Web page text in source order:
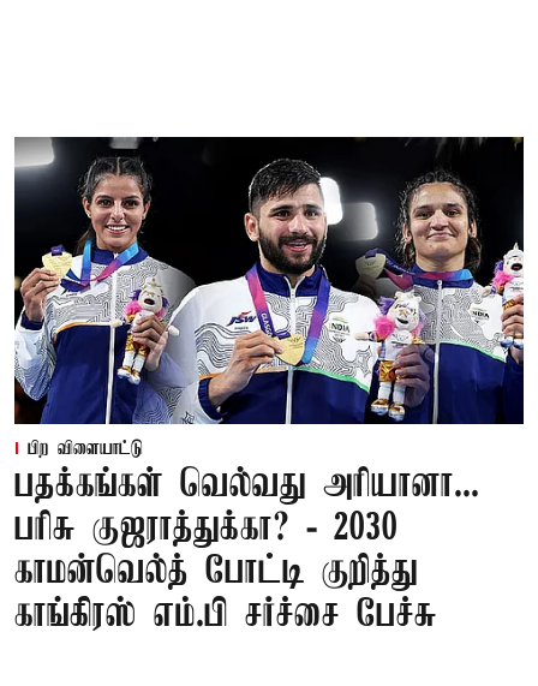
பிற விளையாட்டு
பதக்கங்கள் வெல்வது அரியானா...
பரிசு குஜராத்துக்கா? - 2030
காமன்வெல்த் போட்டி குறித்து
காங்கிரஸ் எம்.பி சர்ச்சை பேச்சு